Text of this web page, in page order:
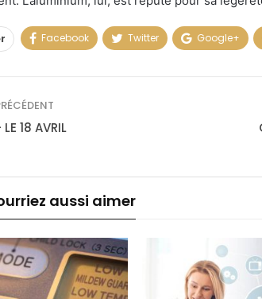
Facebook Twitter Google+
18 AVRIL
aussi aimer